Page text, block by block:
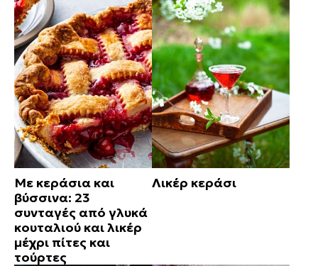
Με κεράσια και
βύσσινα: 23
συνταγές από γλυκά
κουταλιού και λικέρ
μέχρι πίτες και
τούρτες
Λικέρ κεράσι